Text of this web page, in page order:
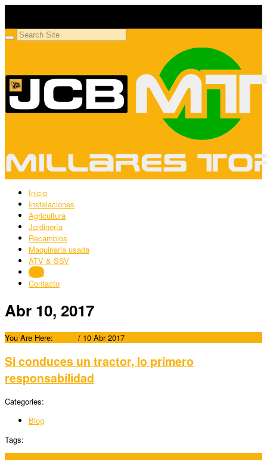
Inicio
Instalaciones
Agricultura
Jardinería
Recambios
Maquinaria usada
ATV & SSV
Blog
Contacto
Abr 10, 2017
You Are Here: / 10 Abr 2017
Si conduces un tractor, lo primero
responsabilidad
Categories:
Blog
Tags: